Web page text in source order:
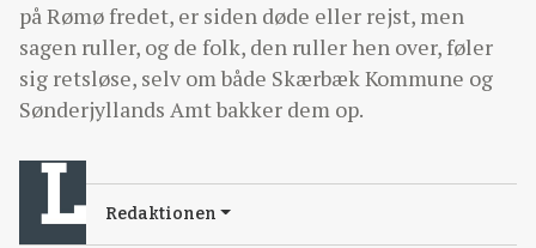
på Rømø fredet, er siden døde eller rejst, men
sagen ruller, og de folk, den ruller hen over, føler
sig retsløse, selv om både Skærbæk Kommune og
Sønderjyllands Amt bakker dem op.
Redaktionen